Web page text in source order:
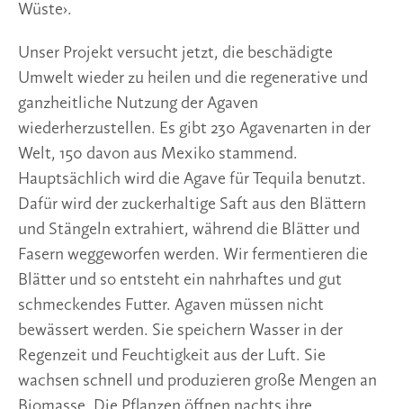
Wüste›.
Unser Projekt versucht jetzt, die beschädigte
Umwelt wieder zu heilen und die regenerative und
ganzheitliche Nutzung der Agaven
wiederherzustellen. Es gibt 230 Agavenarten in der
Welt, 150 davon aus Mexiko stammend.
Hauptsächlich wird die Agave für Tequila benutzt.
Dafür wird der zuckerhaltige Saft aus den Blättern
und Stängeln extrahiert, während die Blätter und
Fasern weggeworfen werden. Wir fermentieren die
Blätter und so entsteht ein nahrhaftes und gut
schmeckendes Futter. Agaven müssen nicht
bewässert werden. Sie speichern Wasser in der
Regenzeit und Feuchtigkeit aus der Luft. Sie
wachsen schnell und produzieren große Mengen an